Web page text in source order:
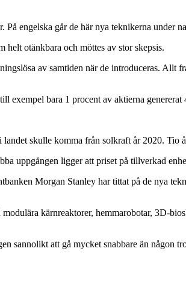
engelska går de här nya teknikerna under
helt otänkbara och möttes av stor skepsis.
av samtiden när de introduceras. Allt
exempel bara 1 procent av aktierna
skulle komma från solkraft år 2020. Tio
uppgången ligger att priset på tillverkad
Morgan Stanley har tittat på de nya
kärnreaktorer, hemmarobotar, 3D-
sannolikt att gå mycket snabbare än någon